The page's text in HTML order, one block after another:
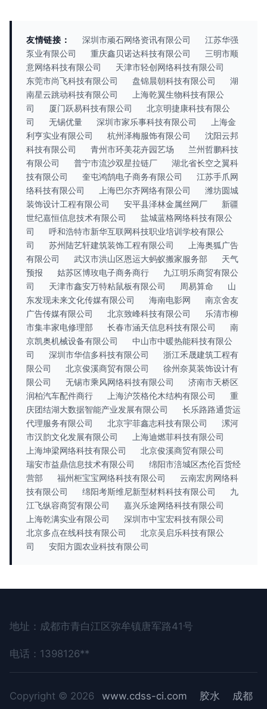
友情链接： 深圳市顽石网络资讯有限公司
江苏华强
泵业有限公司
重庆鑫贝诺达科技有限公司
三明市顺
意网络科技有限公司
天津市轻创网络科技有限公司
东莞市尚飞科技有限公司
盘锦晨朝科技有限公司
湖
南星云跳动科技有限公司
上海乾翼生物科技有限公
司
厦门跃易科技有限公司
北京明捷康科技有限公
司
无锡优量 深圳市家乐事科技有限公司
上海金
利亨实业有限公司
杭州泽梅服饰有限公司
沈阳云邦
科技有限公司
青州市环美花卉园艺场
兰州哲鹏科技
有限公司
普宁市流沙双星拉链厂
湖北省长空之翼科
技有限公司
奎屯鸿鹄电子商务有限公司
江苏手爪网
络科技有限公司
上海巴尔齐网络有限公司
潍坊圆城
装饰设计工程有限公司
安平县泽林金属丝网厂
新疆
世纪嘉恒信息技术有限公司
盐城蓝格网络科技有限公
司
呼和浩特市新华互联网科技职业培训学校有限公
司
苏州陆艺轩建筑装饰工程有限公司
上海奥狐广告
有限公司
武汉市洪山区恩运大蚂蚁搬家服务部
天气
预报
姑苏区博玫电子商务商行
九江明乐商贸有限公
司
天津市鑫安万特粘鼠板有限公司 周易算命
山
东发现未来文化传媒有限公司
海南电影网
南京舍友
广告传媒有限公司
北京致峰科技有限公司
乐清市柳
市集丰家电修理部
长春市涵天信息科技有限公司
南
京凯奥机械设备有限公司
中山市中暖热能科技有限公
司
深圳市华信多科技有限公司
浙江禾晟建筑工程有
限公司
北京俊溪商贸有限公司
徐州奈莫装饰设计有
限公司
无锡市乘风网络科技有限公司
济南市天桥区
润柏汽车配件商行
上海沪茨格伦木结构有限公司
重
庆团结湖大数据智能产业发展有限公司
长乐路路通货运
代理服务有限公司
北京宇菲鑫志科技有限公司
漯河
市汉韵文化发展有限公司
上海迪燃菲科技有限公司
上海坤梁网络科技有限公司
北京俊溪商贸有限公司
瑞安市益鼎信息技术有限公司
绵阳市涪城区杰伦百货经
营部
福州柜宝宝网络科技有限公司
云南宏房网络科
技有限公司
绵阳考斯维尼新型材料科技有限公司
九
江飞纵容商贸有限公司
嘉兴乐途网络科技有限公司
上海乾满实业有限公司
深圳市中宝宏科技有限公司
北京多点在线科技有限公司
北京吴启乐科技有限公
司
安阳方圆农业科技有限公司
地址：成都市青白江区弥牟镇唐军路41号
电话：1398126**
Copyright © 2026 www.cdss-ci.com 胶水
成都